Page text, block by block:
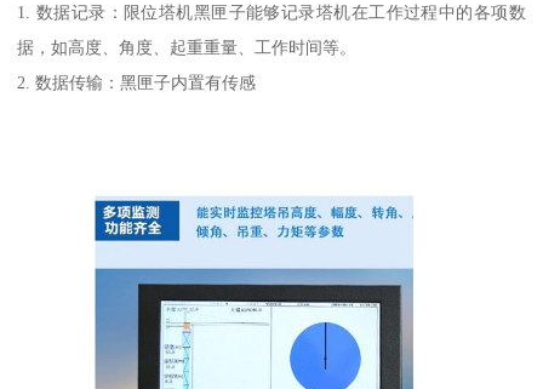
1. 数据记录：限位塔机黑匣子能够记录塔机在工作过程中的各项数
据，如高度、角度、起重重量、工作时间等。
2. 数据传输：黑匣子内置有传感